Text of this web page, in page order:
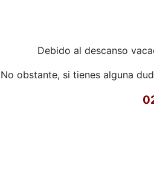
Debido al descanso
No obstante, si tienes alguna